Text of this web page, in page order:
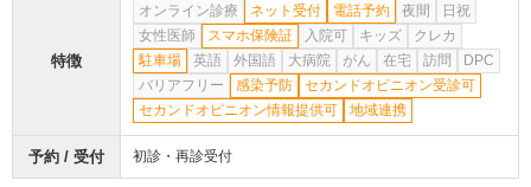
特徴
オンライン診療 ネット受付 電話予約 夜間
日祝
女性医師
スマホ保険証 入院可 キッズ
クレカ
駐車場
英語 外国語 大病院 がん 在宅 訪問
DPC
バリアフリー
感染予防
セカンドオピニオン受診可
セカンドオピニオン情報提供可
地域連携
予約 / 受付 初診・再診受付